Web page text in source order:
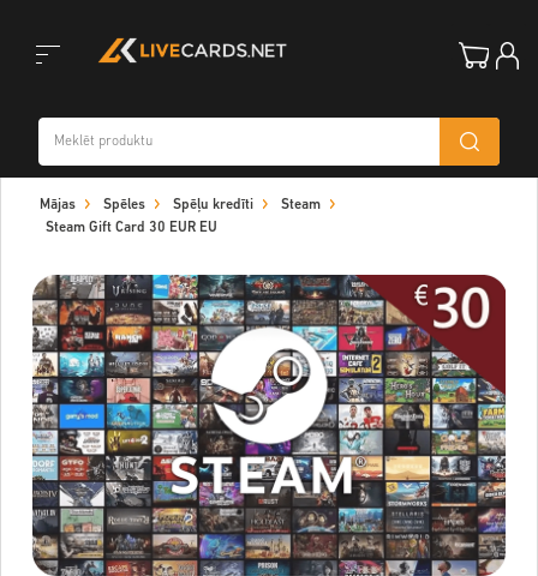
navigation
Mājas Spēles Spēļu kredīti
Steam
Steam Gift Card 30 EUR EU